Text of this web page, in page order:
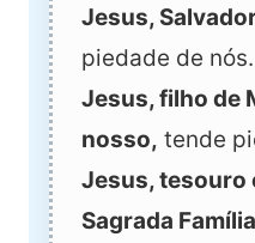
Jesus,
piedade de nós.
Jesus, filho de
nosso, tende
Jesus, tesouro
Sagrada